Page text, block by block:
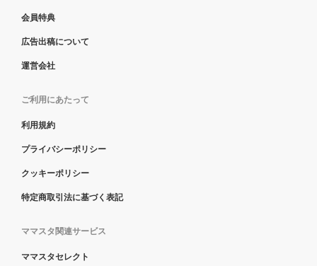
会員特典
広告出稿について
運営会社
ご利用にあたって
利用規約
プライバシーポリシー
クッキーポリシー
特定商取引法に基づく表記
ママスタ関連サービス
ママスタセレクト